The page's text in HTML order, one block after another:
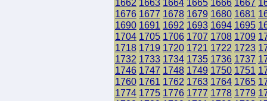
1662 1663 1664 1665 1666 1667
1676 1677 1678 1679 1680 1681
1690 1691 1692 1693 1694 1695
1704 1705 1706 1707 1708 1709
1718 1719 1720 1721 1722 1723
1732 1733 1734 1735 1736 1737
1746 1747 1748 1749 1750 1751
1760 1761 1762 1763 1764 1765
1774 1775 1776 1777 1778 1779